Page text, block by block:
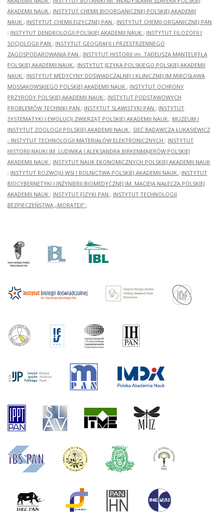
AKADEMII NAUK ; INSTYTUT CHEMII BIOORGANICZNEJ POLSKIEJ AKADEMII
NAUK ; INSTYTUT CHEMII FIZYCZNEJ PAN ; INSTYTUT CHEMII ORGANICZNEJ PAN
; INSTYTUT DENDROLOGII POLSKIEJ AKADEMII NAUK ; INSTYTUT FILOZOFII I
SOCJOLOGII PAN ; INSTYTUT GEOGRAFII I PRZESTRZENNEGO
ZAGOSPODAROWANIA PAN ; INSTYTUT HISTORII im. TADEUSZA MANTEUFFLA
POLSKIEJ AKADEMII NAUK ; INSTYTUT JĘZYKA POLSKIEGO POLSKIEJ AKADEMII
NAUK ; INSTYTUT MEDYCYNY DOŚWIADCZALNEJ I KLINICZNEJ IM.MIROSŁAWA
MOSSAKOWSKIEGO POLSKIEJ AKADEMII NAUK ; INSTYTUT OCHRONY
PRZYRODY POLSKIEJ AKADEMII NAUK ; INSTYTUT PODSTAWOWYCH
PROBLEMÓW TECHNIKI PAN ; INSTYTUT SLAWISTYKI PAN ; INSTYTUT
SYSTEMATYKI I EWOLUCJI ZWIERZĄT POLSKIEJ AKADEMII NAUK ; MUZEUM I
INSTYTUT ZOOLOGII POLSKIEJ AKADEMII NAUK ; SIEĆ BADAWCZA ŁUKASIEWICZ
- INSTYTUT TECHNOLOGII MATERIAŁÓW ELEKTRONICZNYCH ; INSTYTUT
HISTORII NAUKI IM. LUDWIKA I ALEKSANDRA BIRKENMAJERÓW POLSKIEJ
AKADEMII NAUK ; INSTYTUT NAUK EKONOMICZNYCH POLSKIEJ AKADEMII NAUK
; INSTYTUT ROZWOJU WSI I ROLNICTWA POLSKIEJ AKADEMII NAUK ; INSTYTUT
BIOCYBERNETYKI I INŻYNIERII BIOMEDYCZNEJ IM. MACIEJA NAŁĘCZA POLSKIEJ
AKADEMII NAUK ; INSTYTUT FIZYKI PAN ; INSTYTUT TECHNOLOGII
BEZPIECZEŃSTWA „MORATEX” ;